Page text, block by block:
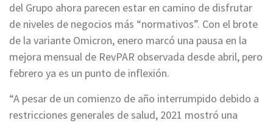
del Grupo ahora parecen estar en camino de disfrutar
de niveles de negocios más “normativos”. Con el brote
de la variante Omicron, enero marcó una pausa en la
mejora mensual de RevPAR observada desde abril, pero
febrero ya es un punto de inflexión.
“A pesar de un comienzo de año interrumpido debido a
restricciones generales de salud, 2021 mostró una